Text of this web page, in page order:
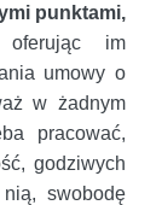
punktami,
im
umowy o
w żadnym
pracować,
godziwych
swobodę